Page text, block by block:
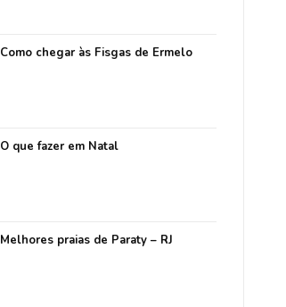
Como chegar às Fisgas de Ermelo
O que fazer em Natal
Melhores praias de Paraty – RJ